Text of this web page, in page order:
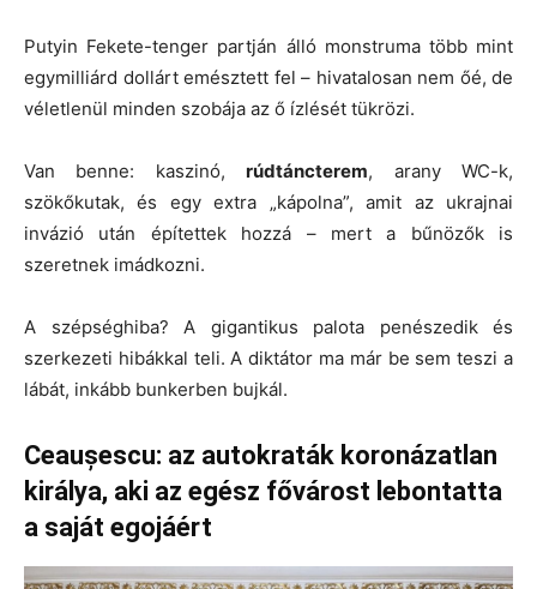
Putyin Fekete-tenger partján álló monstruma több mint
egymilliárd dollárt emésztett fel – hivatalosan nem őé, de
véletlenül minden szobája az ő ízlését tükrözi.
Van benne: kaszinó,rúdtáncterem, arany WC-k,
szökőkutak, és egy extra „kápolna”, amit az ukrajnai
invázió után építettek hozzá – mert a bűnözők is
szeretnek imádkozni.
A szépséghiba? A gigantikus palota penészedik és
szerkezeti hibákkal teli. A diktátor ma már be sem teszi a
lábát, inkább bunkerben bujkál.
Ceaușescu: az autokraták koronázatlan
királya, aki az egész fővárost lebontatta
a saját egojáért